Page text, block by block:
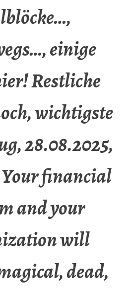
einige
Restliche
wichtigste
28.08.2025,
Your financial
and your
will
dead,